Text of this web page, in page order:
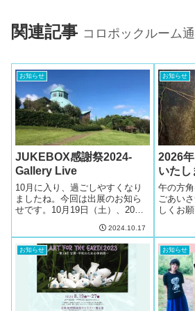
関連記事 コロポックルーム
お知らせ
JUKEBOX感謝祭2024-
Gallery Live
10月に入り、過ごしやすくなり
ましたね。今回は出展のお知ら
せです。10月19日（土）、20日
祭2024-Gallery Live」に参加しま
す♪
2024.10.17
お知らせ
2026
いた
午の方
ごあい
しくお
お知らせ お知らせ